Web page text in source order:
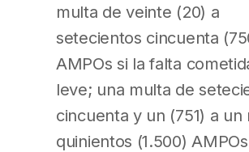
multa de veinte (20) a
setecientos cincuenta
AMPOs si la falta
leve; una multa de
cincuenta y un (751) a un
quinientos (1.500)